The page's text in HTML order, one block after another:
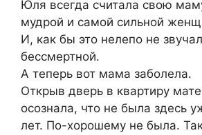
Юля всегда считала свою
мудрой и самой сильной
И, как бы это нелепо не
бессмертной.
А теперь вот мама заболела.
Открыв дверь в квартиру
осознала, что не была здесь
лет. По-хорошему не была.